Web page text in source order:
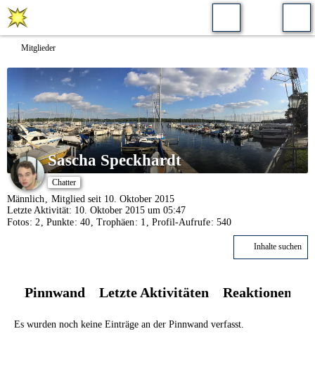
Mitglieder
Sascha Speckhardt
Chatter
Männlich
Mitglied seit 10. Oktober 2015
Letzte Aktivität: 10. Oktober 2015 um 05:47
Fotos
2 Punkte 40 Trophäen 1 Profil-Aufrufe 540
Inhalte suchen
Pinnwand Letzte Aktivitäten Reaktionen
Es wurden noch keine Einträge an der Pinnwand verfasst.